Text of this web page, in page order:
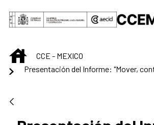
Skip to Main Content
INICIOCCE - MEXICO